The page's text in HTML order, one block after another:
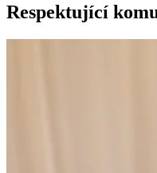
Respektující